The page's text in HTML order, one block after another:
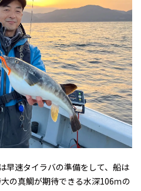
早速タイラバの準備をして、船は
の真鯛が期待できる水深106ｍの